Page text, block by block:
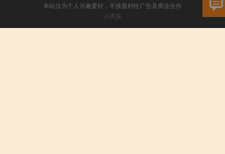
本站仅为个人兴趣爱好，不接盈利性广告及商业合作
小男孩